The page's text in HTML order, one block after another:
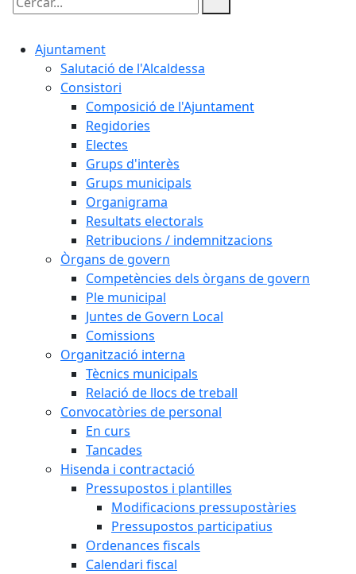
Cercar:
Ajuntament
Salutació de l'Alcaldessa
Consistori
Composició de l'Ajuntament
Regidories
Electes
Grups d'interès
Grups municipals
Organigrama
Resultats electorals
Retribucions / indemnitzacions
Òrgans de govern
Competències dels òrgans de govern
Ple municipal
Juntes de Govern Local
Comissions
Organització interna
Tècnics municipals
Relació de llocs de treball
Convocatòries de personal
En curs
Tancades
Hisenda i contractació
Pressupostos i plantilles
Modificacions pressupostàries
Pressupostos participatius
Ordenances fiscals
Calendari fiscal